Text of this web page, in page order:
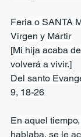
Feria o SANTA
Virgen y Mártir
[Mi hija acaba
volverá a vivir.]
Del santo
9, 18-26
En aquel
hablaba, se le